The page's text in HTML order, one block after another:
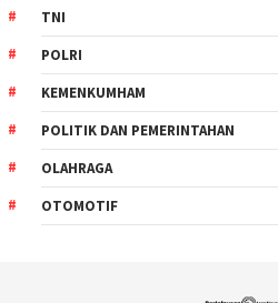
TNI
POLRI
KEMENKUMHAM
POLITIK DAN PEMERINTAHAN
OLAHRAGA
OTOMOTIF